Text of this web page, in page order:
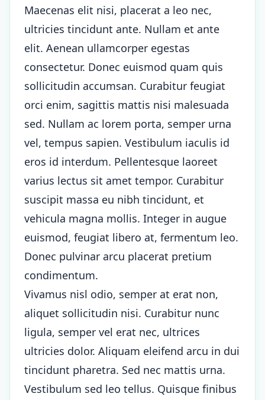
Maecenas elit nisi, placerat a leo nec,
ultricies tincidunt ante. Nullam et ante
elit. Aenean ullamcorper egestas
consectetur. Donec euismod quam quis
sollicitudin accumsan. Curabitur feugiat
orci enim, sagittis mattis nisi malesuada
sed. Nullam ac lorem porta, semper urna
vel, tempus sapien. Vestibulum iaculis id
eros id interdum. Pellentesque laoreet
varius lectus sit amet tempor. Curabitur
suscipit massa eu nibh tincidunt, et
vehicula magna mollis. Integer in augue
euismod, feugiat libero at, fermentum leo.
Donec pulvinar arcu placerat pretium
condimentum.
Vivamus nisl odio, semper at erat non,
aliquet sollicitudin nisi. Curabitur nunc
ligula, semper vel erat nec, ultrices
ultricies dolor. Aliquam eleifend arcu in dui
tincidunt pharetra. Sed nec mattis urna.
Vestibulum sed leo tellus. Quisque finibus